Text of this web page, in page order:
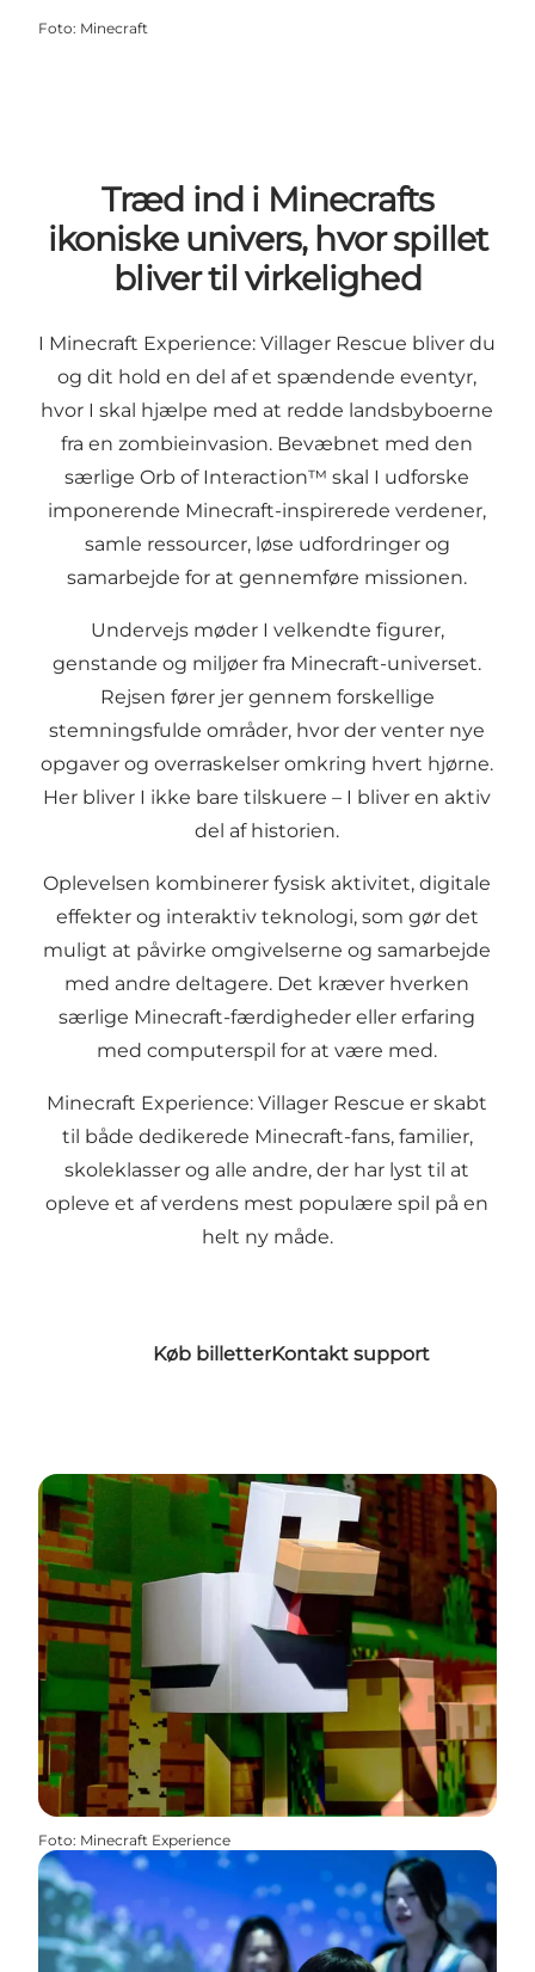
Foto: Minecraft
Træd ind i Minecrafts
ikoniske univers, hvor spillet
bliver til virkelighed
I Minecraft Experience: Villager Rescue bliver du
og dit hold en del af et spændende eventyr,
hvor I skal hjælpe med at redde landsbyboerne
fra en zombieinvasion. Bevæbnet med den
særlige Orb of Interaction™ skal I udforske
imponerende Minecraft-inspirerede verdener,
samle ressourcer, løse udfordringer og
samarbejde for at gennemføre missionen.
Undervejs møder I velkendte figurer,
genstande og miljøer fra Minecraft-universet.
Rejsen fører jer gennem forskellige
stemningsfulde områder, hvor der venter nye
opgaver og overraskelser omkring hvert hjørne.
Her bliver I ikke bare tilskuere – I bliver en aktiv
del af historien.
Oplevelsen kombinerer fysisk aktivitet, digitale
effekter og interaktiv teknologi, som gør det
muligt at påvirke omgivelserne og samarbejde
med andre deltagere. Det kræver hverken
særlige Minecraft-færdigheder eller erfaring
med computerspil for at være med.
Minecraft Experience: Villager Rescue er skabt
til både dedikerede Minecraft-fans, familier,
skoleklasser og alle andre, der har lyst til at
opleve et af verdens mest populære spil på en
helt ny måde.
Køb billetterKontakt support
Foto: Minecraft Experience